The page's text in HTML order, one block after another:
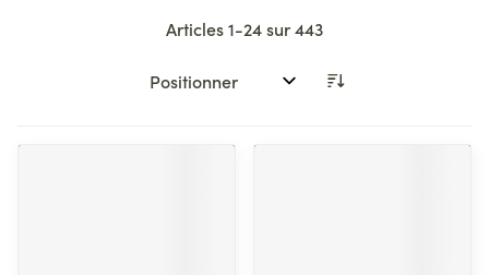
Articles1-24sur443
Trier par: